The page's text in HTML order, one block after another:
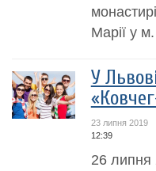
Марії у
У
23 липня 2019
12:39
26 липня